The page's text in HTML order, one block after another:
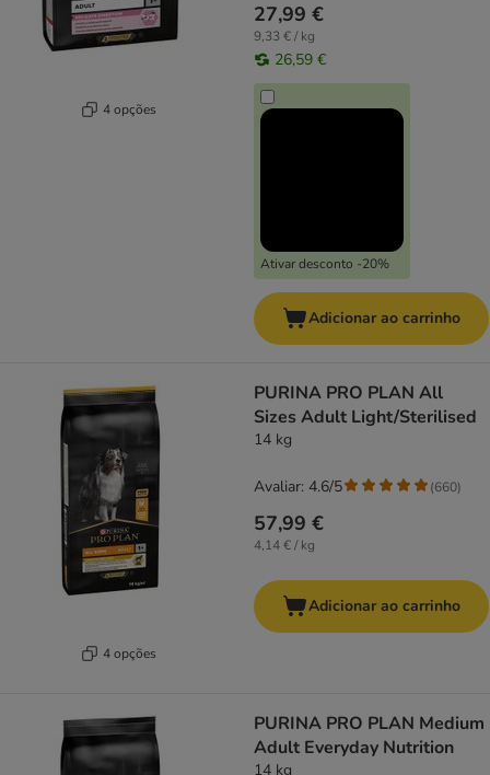
4 opções
27,99 €
9,33 € / kg
26,59 €
Ativar desconto -20%
Adicionar ao carrinho
4 opções
PURINA PRO PLAN All
Sizes Adult Light/Sterilised
14 kg
57,99 €
4,14 € / kg
Avaliar: 4.6/5 (660)
Adicionar ao carrinho
PURINA PRO PLAN Medium
Adult Everyday Nutrition
14 kg